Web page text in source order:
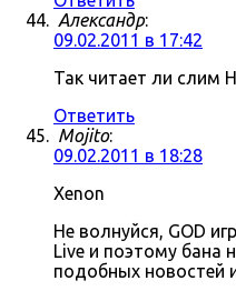
Александр:
09.02.2011 в 17:42
Так читает ли слим
Ответить
Mojito:
09.02.2011 в 18:28
Xenon
Не волнуйся, GOD
Live и поэтому бана
подобных новостей